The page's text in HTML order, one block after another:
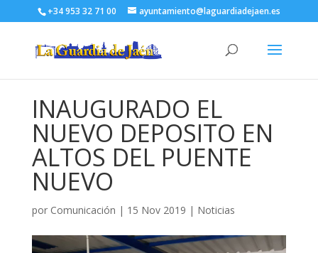
+34 953 32 71 00 ayuntamiento@laguardiadejaen.es
INAUGURADO EL
NUEVO DEPOSITO EN
ALTOS DEL PUENTE
NUEVO
por Comunicación | 15 Nov 2019 | Noticias